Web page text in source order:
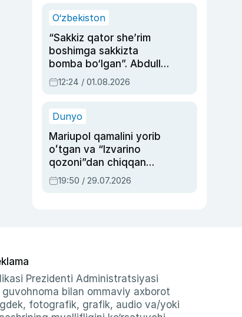
O‘zbekiston
“Sakkiz qator she’rim
boshimga sakkizta
bomba bo‘lgan”. Abdulla
Oripovni siyosiy
ayblovlardan asrab
12:24 / 01.08.2026
Dunyo
Mariupol qamalini yorib
oʻtgan va “Izvarino
qozoni”dan chiqqan
qahramon — Ukraina
armiyasi bosh
19:50 / 29.07.2026
Prezidenti Administratsiyasi
bilan ommaviy axborot
fotografik, grafik, audio va/yoki